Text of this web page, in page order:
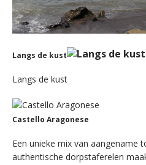
Langs de kust
Langs de kust
Castello Aragonese
Een unieke mix van aangename
authentische dorpstaferelen